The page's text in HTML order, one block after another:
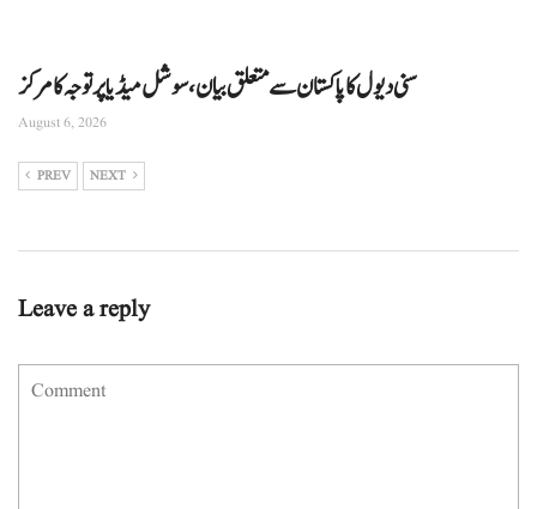
سنی دیول کا پاکستان سے متعلق بیان، سوشل میڈیا پر توجہ کا مرکز
August 6, 2026
PREV NEXT
Leave a reply